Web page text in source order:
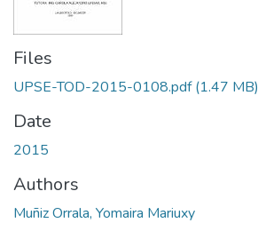
Files
UPSE-TOD-2015-0108.pdf(1.47 MB)
Date
2015
Authors
Muñiz Orrala, Yomaira Mariuxy